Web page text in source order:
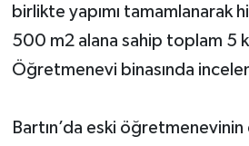
birlikte yapımı tamamlanarak
500 m2 alana sahip toplam 5
Öğretmenevi binasında
Bartın’da eski öğretmenevinin